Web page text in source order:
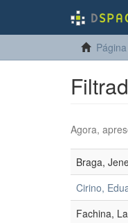
Agora,
Braga,
Cirino,
Fachina,